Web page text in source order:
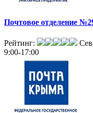
Почтовое отделение
Рейтинг:
9:00-17:00